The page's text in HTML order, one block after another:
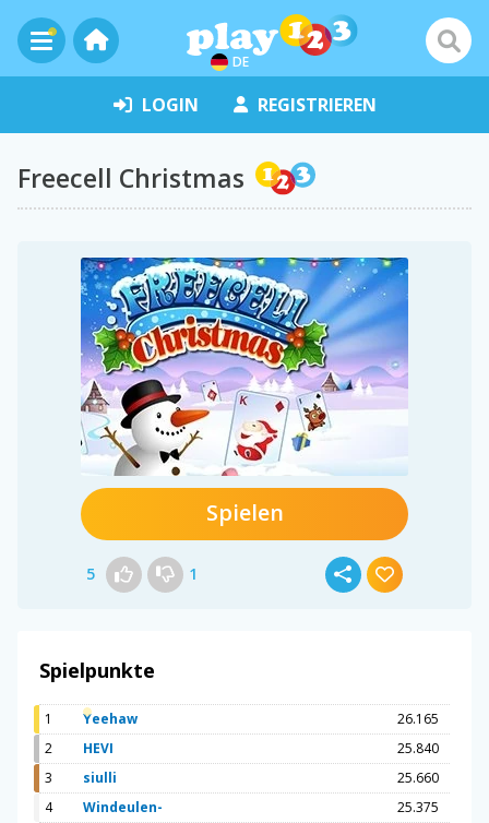
DE
LOGIN REGISTRIEREN
Freecell Christmas
Spielen
5 1
Spielpunkte
1 Yeehaw
26.165
2
HEVI
25.840
3
siulli
25.660
4
Windeulen-
25.375